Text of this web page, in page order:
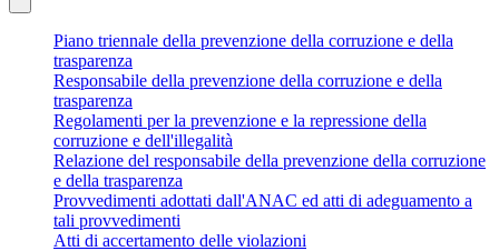
Piano triennale della prevenzione della corruzione e della
trasparenza
Responsabile della prevenzione della corruzione e della
trasparenza
Regolamenti per la prevenzione e la repressione della
corruzione e dell'illegalità
Relazione del responsabile della prevenzione della corruzione
e della trasparenza
Provvedimenti adottati dall'ANAC ed atti di adeguamento a
tali provvedimenti
Atti di accertamento delle violazioni